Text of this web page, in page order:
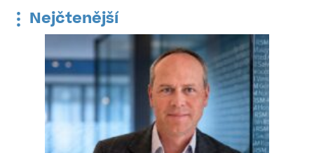
Nejčtenější